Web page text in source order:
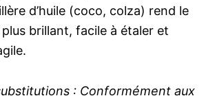
d’huile (coco, colza) rend le
brillant, facile à étaler et
: Conformément aux